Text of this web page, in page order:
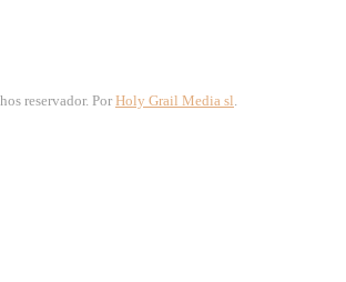
reservador. Por Holy Grail Media sl